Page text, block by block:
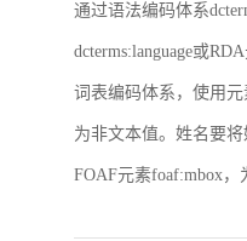
通过语法编码体系
dcterms:language或
词表编码体系，使用元
为非文本值。姓名要
FOAF元素foaf:mbox，